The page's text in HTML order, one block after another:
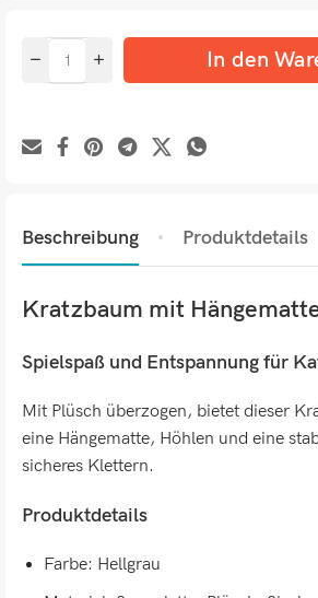
In den
Beschreibung Produktdetails
Kratzbaum mit
Spielspaß und Entspannung für
Mit Plüsch überzogen, bietet dieser
eine Hängematte, Höhlen und eine
sicheres Klettern.
Produktdetails
Farbe: Hellgrau